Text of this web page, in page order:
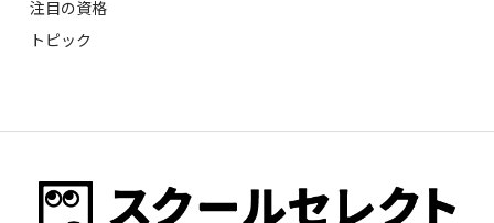
注目の資格
トピック